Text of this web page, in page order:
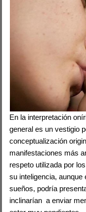
En la interpretación
general es un vestigio
conceptualización
manifestaciones más
respeto utilizada por
su inteligencia,
sueños, podría
inclinarían a enviar